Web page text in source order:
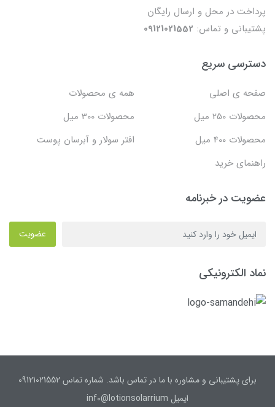
پرداخت در محل و ارسال رایگان
پشتیبانی و تماس: 09121021552
دسترسی سریع
صفحه ی اصلی
همه ی محصولات
محصولات 250 میل
محصولات 300 میل
محصولات 400 میل
افتر سولار و آبرسان پوست
راهنمای خرید
عضویت در خبرنامه
عضویت
نماد الکترونیکی
برای پشتیبانی و مشاوره با ما در تماس باشد. شماره تماس 09121021552
ایمیل inf0@lotionsolarrium